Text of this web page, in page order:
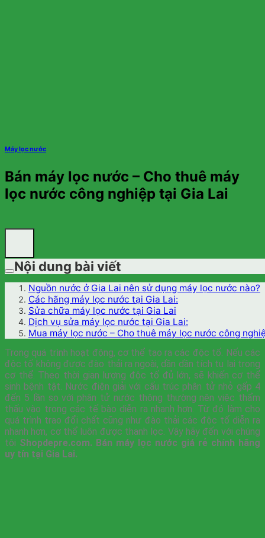
Máy lọc nước
Bán máy lọc nước – Cho thuê máy
lọc nước công nghiệp tại Gia Lai
Nội dung bài viết
Nguồn nước ở Gia Lai nên sử dụng máy lọc nước nào?
Các hãng máy lọc nước tại Gia Lai:
Sửa chữa máy lọc nước tại Gia Lai
Dịch vụ sửa máy lọc nước tại Gia Lai:
Mua máy lọc nước – Cho thuê máy lọc nước công
Trong quá trình hoạt động, cơ thể tạo ra các độc tố. Nếu các
độc tố không được đào thải ra ngoài, dần dần tích tụ lại trong
cơ thể. Theo thời gian lượng độc tố đủ lớn, sẽ khiến cơ thể
sinh bệnh tật. Nước điện giải với cấu trúc phân tử nhỏ gấp 4
đến 5 lần so với phân tử nước thông thường nên việc thẩm
thấu vào trong các tế bào diễn ra nhanh hơn. Từ đó làm cho
quá trình trao đổi chất cũng như đào thải các độc tố diễn ra
nhanh hơn, cơ thể luôn được thanh lọc. Vậy hãy đến với chúng
tôi Shopdepre.com. Bán máy lọc nước giá rẻ chính hãng
uy tín tại Gia Lai.